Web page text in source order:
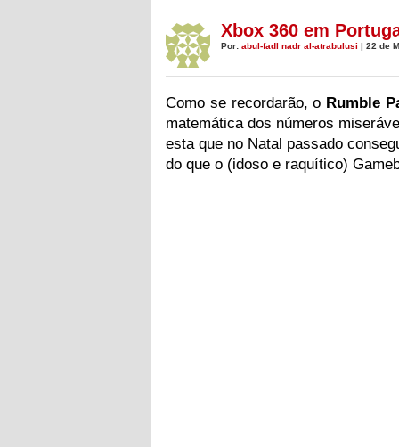
Xbox 360 em
Por: abul-fadl nadr al-atrabulusi | 22 de
Como se recordarão, o Rumble
matemática dos números
esta que no Natal passado
do que o (idoso e raquítico)